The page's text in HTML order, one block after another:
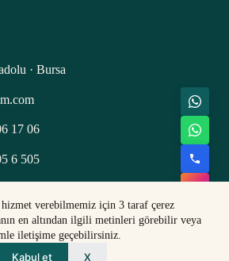
verebilmemiz için 3 taraf çerez
en altından ilgili metinleri görebilir veya
iletişime geçebilirsiniz.
Kabul et X
· Bursa
17 06
6 505
© 2026
VISUAL INTELLIGENCE